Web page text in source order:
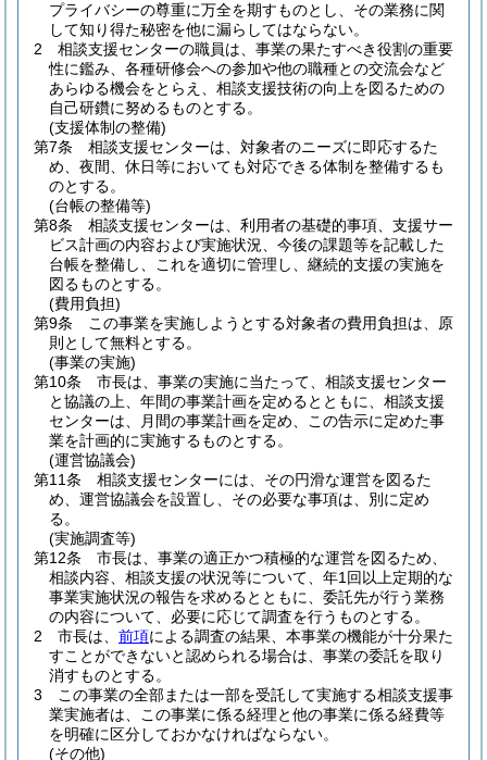
プライバシーの尊重に万全を期すものとし、その業務に関
して知り得た秘密を他に漏らしてはならない。
2
相談支援センターの職員は、事業の果たすべき役割の重要
性に鑑み、各種研修会への参加や他の職種との交流会など
あらゆる機会をとらえ、相談支援技術の向上を図るための
自己研鑽に努めるものとする。
(支援体制の整備)
第7条
相談支援センターは、対象者のニーズに即応するた
め、夜間、休日等においても対応できる体制を整備するも
のとする。
(台帳の整備等)
第8条
相談支援センターは、利用者の基礎的事項、支援サー
ビス計画の内容および実施状況、今後の課題等を記載した
台帳を整備し、これを適切に管理し、継続的支援の実施を
図るものとする。
(費用負担)
第9条
この事業を実施しようとする対象者の費用負担は、原
則として無料とする。
(事業の実施)
第10条
市長は、事業の実施に当たって、相談支援センター
と協議の上、年間の事業計画を定めるとともに、相談支援
センターは、月間の事業計画を定め、この告示に定めた事
業を計画的に実施するものとする。
(運営協議会)
第11条
相談支援センターには、その円滑な運営を図るた
め、運営協議会を設置し、その必要な事項は、別に定め
る。
(実施調査等)
第12条
市長は、事業の適正かつ積極的な運営を図るため、
相談内容、相談支援の状況等について、年1回以上定期的な
事業実施状況の報告を求めるとともに、委託先が行う業務
の内容について、必要に応じて調査を行うものとする。
2
市長は、 前項による調査の結果、本事業の機能が十分果た
すことができないと認められる場合は、事業の委託を取り
消すものとする。
3
この事業の全部または一部を受託して実施する相談支援事
業実施者は、この事業に係る経理と他の事業に係る経費等
を明確に区分しておかなければならない。
(その他)